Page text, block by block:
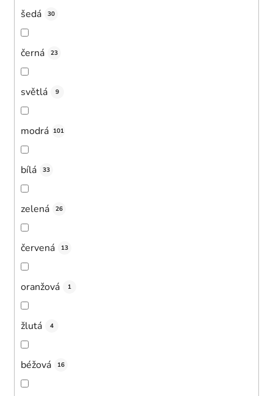
šedá 30
černá 23
světlá 9
modrá 101
bílá 33
zelená 26
červená 13
oranžová 1
žlutá 4
béžová 16